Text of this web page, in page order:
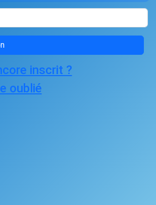
inscrit ?
oublié